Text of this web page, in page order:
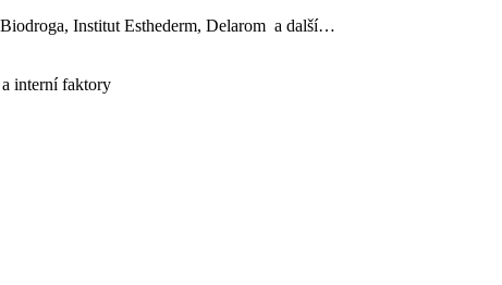
Institut Esthederm, Delarom a další…
interní faktory